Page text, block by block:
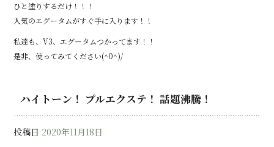
ひと塗りするだけ！！！
人気のエグータムがすぐ手に入ります！！
私達も、V3、エグータムつかってます！！
是非、使ってみてください(^0^)/
ハイトーン！ プルエクステ！ 話題沸騰！
投稿日 2020年11月18日